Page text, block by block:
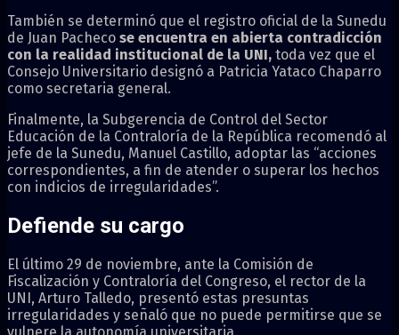
También se determinó que el registro oficial de la Sunedu
de Juan Pacheco se encuentra en abierta contradicción
con la realidad institucional de la UNI, toda vez que el
Consejo Universitario designó a Patricia Yataco Chaparro
como secretaria general.
Finalmente, la Subgerencia de Control del Sector
Educación de la Contraloría de la República recomendó al
jefe de la Sunedu, Manuel Castillo, adoptar las “acciones
correspondientes, a fin de atender o superar los hechos
con indicios de irregularidades”.
Defiende su cargo
El último 29 de noviembre, ante la Comisión de
Fiscalización y Contraloría del Congreso, el rector de la
UNI, Arturo Talledo, presentó estas presuntas
irregularidades y señaló que no puede permitirse que se